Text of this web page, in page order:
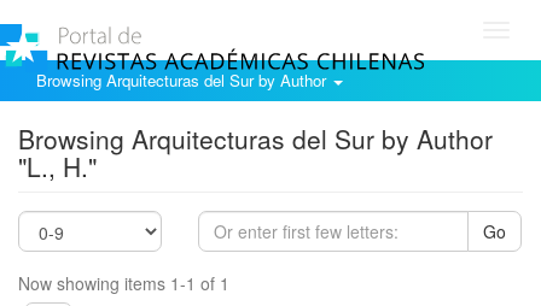
Browsing Arquitecturas del Sur by Author
Browsing Arquitecturas del Sur by Author
"L., H."
Go
Now showing items 1-1 of 1